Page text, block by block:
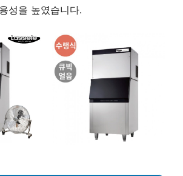
성을 높였습니다.